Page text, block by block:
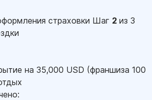
страховки Шаг 2 из 3
на 35,000 USD (франшиза 100